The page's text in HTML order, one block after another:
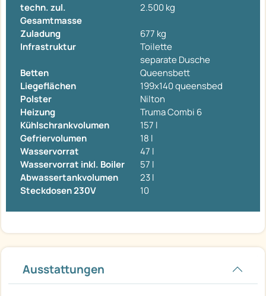
techn. zul.
Gesamtmasse
2.500 kg
Zuladung
677 kg
Infrastruktur
Toilette
separate Dusche
Betten
Queensbett
Liegeflächen
199x140 queensbed
Polster
Nilton
Heizung
Truma Combi 6
Kühlschrankvolumen
157 l
Gefriervolumen
18 l
Wasservorrat
47 l
Wasservorrat inkl. Boiler
57 l
Abwassertankvolumen
23 l
Steckdosen 230V
10
Ausstattungen